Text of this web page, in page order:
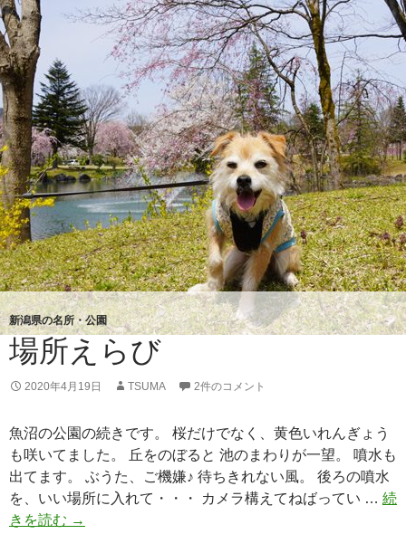
来
新潟県の名所・公園
場所えらび
2020年4月19日 TSUMA 2件のコメント
魚沼の公園の続きです。 桜だけでなく、黄色いれんぎょう
も咲いてました。 丘をのぼると 池のまわりが一望。 噴水も
出てます。 ぶうた、ご機嫌♪ 待ちきれない風。 後ろの噴水
を、いい場所に入れて・・・ カメラ構えてねばってい … 続
きを読む 場
→